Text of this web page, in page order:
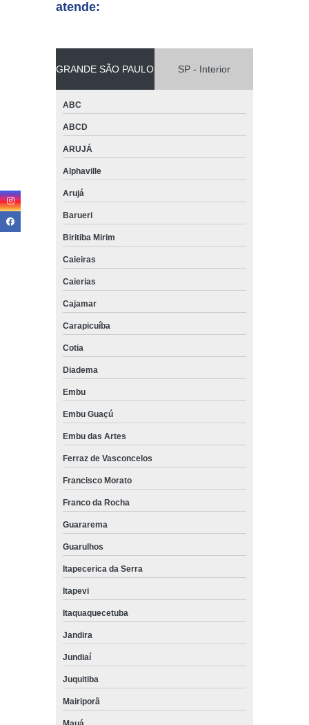
atende:
GRANDE SÃO PAULO SP - Interior
ABC
ABCD
ARUJÁ
Alphaville
Arujá
Barueri
Biritiba Mirim
Caieiras
Caierias
Cajamar
Carapicuíba
Cotia
Diadema
Embu
Embu Guaçú
Embu das Artes
Ferraz de Vasconcelos
Francisco Morato
Franco da Rocha
Guararema
Guarulhos
Itapecerica da Serra
Itapevi
Itaquaquecetuba
Jandira
Jundiaí
Juquitiba
Mairiporã